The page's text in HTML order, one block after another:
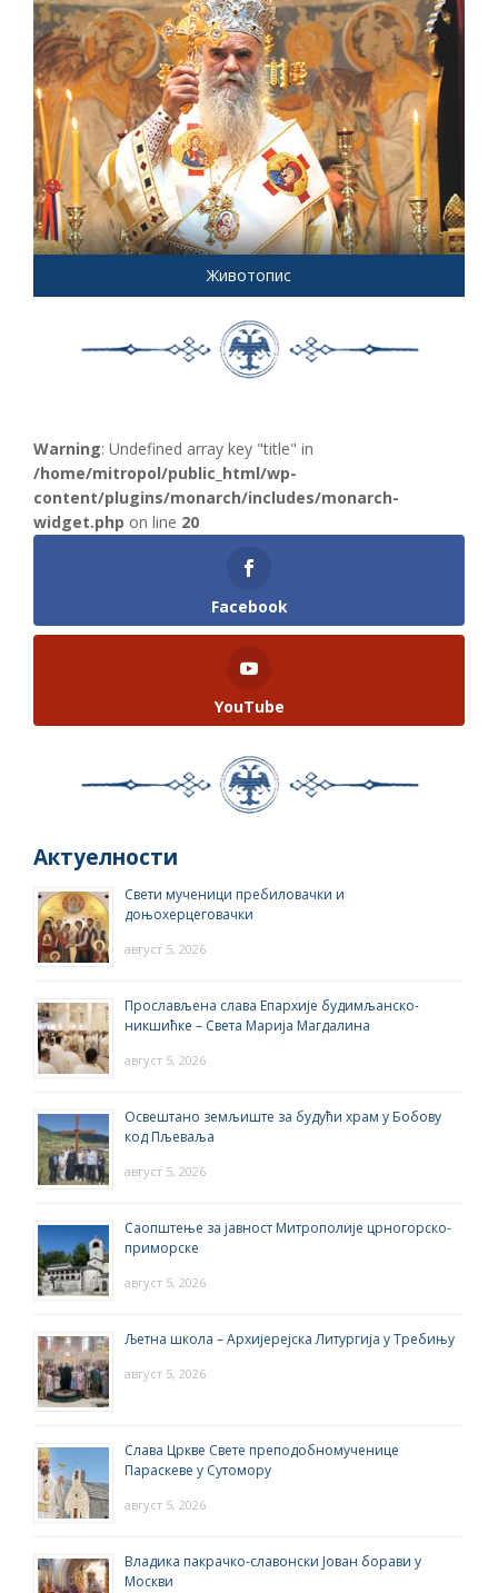
Животопис
Warning: Undefined array key "title" in
/home/mitropol/public_html/wp-
content/plugins/monarch/includes/monarch-
widget.php on line 20
Facebook
YouTube
Актуелности
Свети мученици пребиловачки и
доњохерцеговачки
август 5, 2026
Прослављена слава Епархије будимљанско-
никшићке – Света Марија Магдалина
август 5, 2026
Освештано земљиште за будући храм у Бобову
код Пљеваља
август 5, 2026
Саопштење за јавност Митрополије црногорско-
приморске
август 5, 2026
Љетна школа – Архијерејска Литургија у Требињу
август 5, 2026
Слава Цркве Свете преподобномученице
Параскеве у Сутомору
август 5, 2026
Владика пакрачко-славонски Јован борави у
Москви